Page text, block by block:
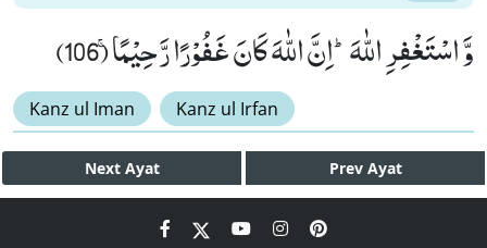
وَّ اسْتَغْفِرِ اللّٰهَؕ-اِنَّ اللّٰهَ كَانَ غَفُوْرًا رَّحِیْمًاۚ (106)
Kanz ul Iman Kanz ul Irfan
Next Ayat Prev Ayat